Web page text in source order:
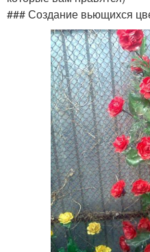
### Создание вьющихся